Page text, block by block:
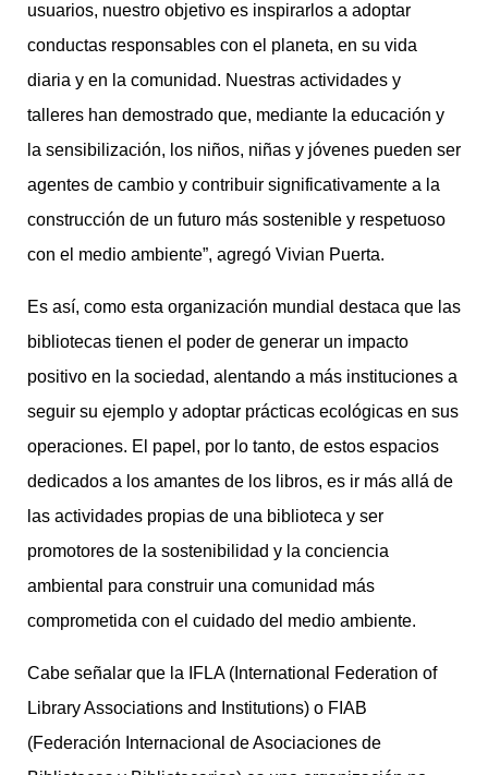
usuarios, nuestro objetivo es inspirarlos a adoptar
conductas responsables con el planeta, en su vida
diaria y en la comunidad. Nuestras actividades y
talleres han demostrado que, mediante la educación y
la sensibilización, los niños, niñas y jóvenes pueden ser
agentes de cambio y contribuir significativamente a la
construcción de un futuro más sostenible y respetuoso
con el medio ambiente”, agregó Vivian Puerta.
Es así, como esta organización mundial destaca que las
bibliotecas tienen el poder de generar un impacto
positivo en la sociedad, alentando a más instituciones a
seguir su ejemplo y adoptar prácticas ecológicas en sus
operaciones. El papel, por lo tanto, de estos espacios
dedicados a los amantes de los libros, es ir más allá de
las actividades propias de una biblioteca y ser
promotores de la sostenibilidad y la conciencia
ambiental para construir una comunidad más
comprometida con el cuidado del medio ambiente.
Cabe señalar que la IFLA (International Federation of
Library Associations and Institutions) o FIAB
(Federación Internacional de Asociaciones de